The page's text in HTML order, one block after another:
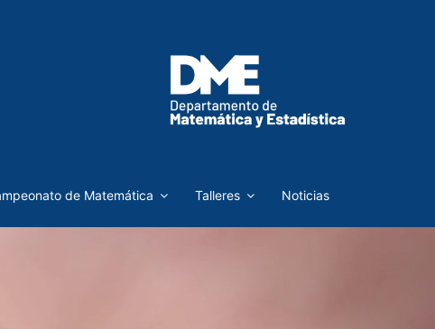
de Matemática Talleres Noticias